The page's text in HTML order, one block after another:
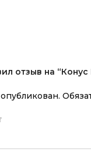
отзыв на